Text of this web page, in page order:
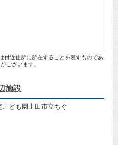
付近住所に所在することを表すものであ
ございます。
施設
ども園上田市立ちぐ